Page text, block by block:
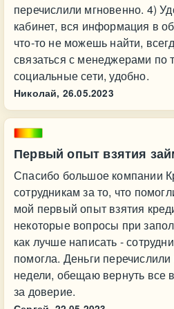
перечислили мгновенно. 4)
кабинет, вся информация в
что-то не можешь найти,
связаться с менеджерами по
социальные сети, удобно.
Николай, 26.05.2023
Первый опыт взятия
Спасибо большое компании
сотрудникам за то, что
мой первый опыт взятия
некоторые вопросы при
как лучше написать -
помогла. Деньги
недели, обещаю вернуть все
за доверие.